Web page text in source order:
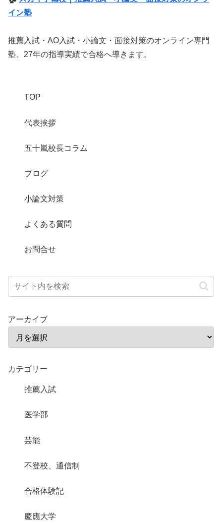
イン塾
推薦入試・AO入試・小論文・面接対策のオンライン専門
塾。27年の指導実績で合格へ導きます。
TOP
代表挨拶
五十嵐校長コラム
ブログ
小論文対策
よくある質問
お問合せ
アーカイブ
カテゴリー
推薦入試
医学部
芸能
不登校、通信制
合格体験記
慶應大学